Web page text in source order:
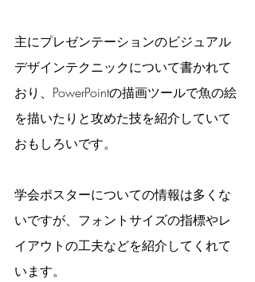
主にプレゼンテーションのビジュアル
デザインテクニックについて書かれて
おり、PowerPointの描画ツールで魚の絵
を描いたりと攻めた技を紹介していて
おもしろいです。
学会ポスターについての情報は多くな
いですが、フォントサイズの指標やレ
イアウトの工夫などを紹介してくれて
います。